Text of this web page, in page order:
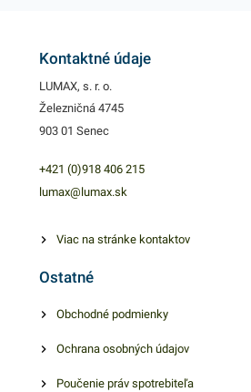
riad s rôznou škálou
účinné koncetrované
väčšie množstvo riadu.
Saponát na riad disponuje
a je šetrný k pokožke rúk.
1ks saponátu s objemom 5l.
ktoré vás zaručene oslovia.
Kontaktné údaje
LUMAX, s. r. o.
Železničná 4745
903 01 Senec
+421 (0)918 406 215
lumax@lumax.sk
Viac na stránke kontaktov
Ostatné
Obchodné podmienky
Ochrana osobných údajov
Poučenie práv spotrebiteľa